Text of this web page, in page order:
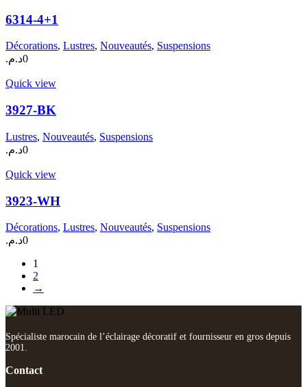
6314-4+1
Décorations, Lustres, Nouveautés, Suspensions
0د.م.
Quick view
3927-BK
Lustres, Nouveautés, Suspensions
0د.م.
Quick view
3923-WH
Décorations, Lustres, Nouveautés, Suspensions
0د.م.
1
2
→
Spécialiste marocain de l’éclairage décoratif et fournisseur en gros depuis
2001.
Contact